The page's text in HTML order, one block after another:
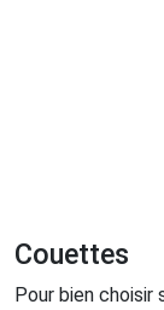
Couettes
Pour bien choisir